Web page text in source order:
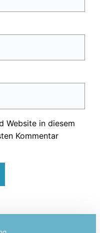
Website in diesem
Kommentar